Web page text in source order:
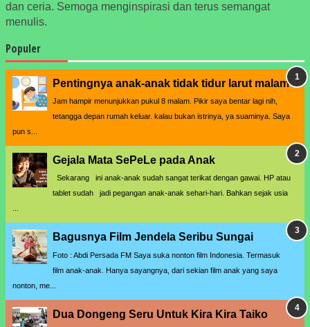
dan ceria. Semoga menginspirasi dan terus semangat
menulis.
Populer
Pentingnya anak-anak tidak tidur larut malam
Jam hampir menunjukkan pukul 8 malam. Pikir saya bentar lagi nih,
tetangga depan rumah keluar. kalau bukan istrinya, ya suaminya. Saya
pun s...
Gejala Mata SePeLe pada Anak
Sekarang ini anak-anak sudah sangat terikat dengan gawai. HP atau
tablet sudah jadi pegangan anak-anak sehari-hari. Bahkan sejak usia
Bagusnya Film Jendela Seribu Sungai
Foto : Abdi Persada FM Saya suka nonton film Indonesia. Termasuk
film anak-anak. Hanya sayangnya, dari sekian film anak yang saya
nonton, me...
Dua Dongeng Seru Untuk Kira Kira Taiko